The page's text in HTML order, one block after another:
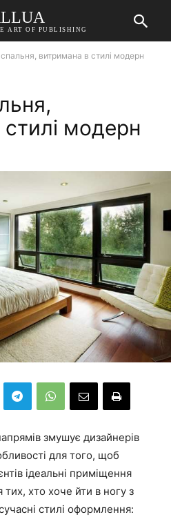
ART OF PUBLISHING
витримана в стилі модерн
модерн
змушує дизайнерів
для того, щоб
ідеальні приміщення
хто хоче йти в ногу з
стилі оформлення: